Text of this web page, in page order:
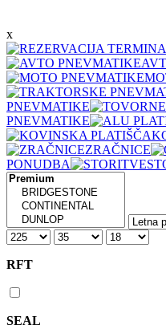
x
PNEVMATIKE
PNEVMATIKE
ZRAČNICE
PONUDBA
RFT
SEAL